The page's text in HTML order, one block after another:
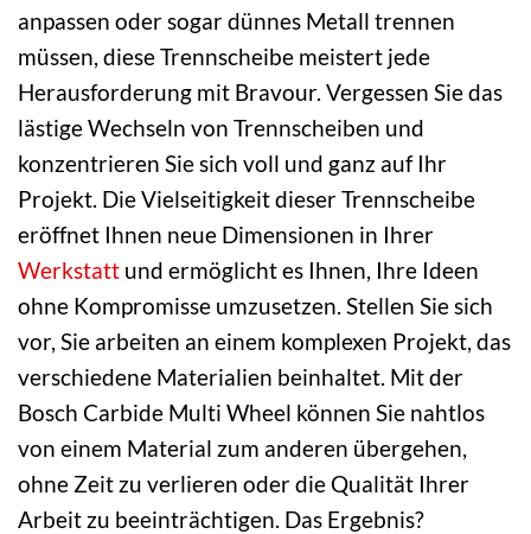
anpassen oder sogar dünnes Metall trennen
müssen, diese Trennscheibe meistert jede
Herausforderung mit Bravour. Vergessen Sie das
lästige Wechseln von Trennscheiben und
konzentrieren Sie sich voll und ganz auf Ihr
Projekt. Die Vielseitigkeit dieser Trennscheibe
eröffnet Ihnen neue Dimensionen in Ihrer
Werkstatt und ermöglicht es Ihnen, Ihre Ideen
ohne Kompromisse umzusetzen. Stellen Sie sich
vor, Sie arbeiten an einem komplexen Projekt, das
verschiedene Materialien beinhaltet. Mit der
Bosch Carbide Multi Wheel können Sie nahtlos
von einem Material zum anderen übergehen,
ohne Zeit zu verlieren oder die Qualität Ihrer
Arbeit zu beeinträchtigen. Das Ergebnis?